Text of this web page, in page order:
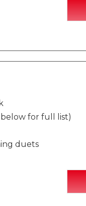
for full list)
duets